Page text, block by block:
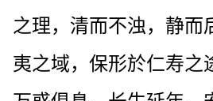
之理，清而不浊，静而
夷之域，保形於仁寿之